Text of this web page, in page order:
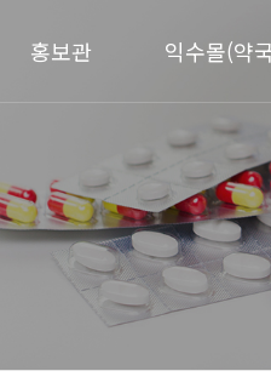
홍보관 익수몰(약